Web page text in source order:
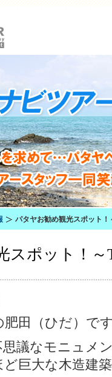
パタヤお勧め観光スポット
ポット！～
田（ひだ）で
思議なモニュメ
巨大な木造建